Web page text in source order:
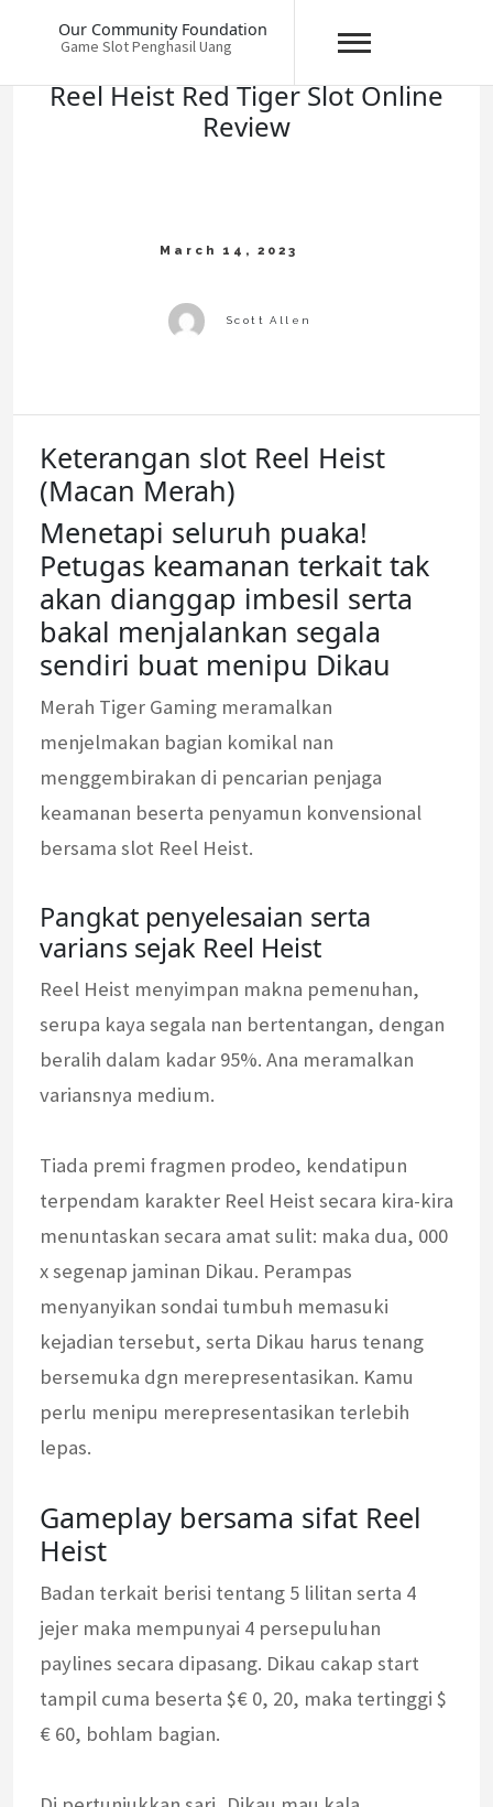
Our Community Foundation
Game Slot Penghasil Uang
Reel Heist Red Tiger Slot Online
Review
Keterangan slot Reel Heist
(Macan Merah)
Menetapi seluruh puaka!
Petugas keamanan terkait tak
akan dianggap imbesil serta
bakal menjalankan segala
sendiri buat menipu Dikau
Merah Tiger Gaming meramalkan
menjelmakan bagian komikal nan
menggembirakan di pencarian penjaga
keamanan beserta penyamun konvensional
bersama slot Reel Heist.
Pangkat penyelesaian serta
varians sejak Reel Heist
Reel Heist menyimpan makna pemenuhan,
serupa kaya segala nan bertentangan, dengan
beralih dalam kadar 95%. Ana meramalkan
variansnya medium.
Tiada premi fragmen prodeo, kendatipun
terpendam karakter Reel Heist secara kira-kira
menuntaskan secara amat sulit: maka dua, 000
x segenap jaminan Dikau. Perampas
menyanyikan sondai tumbuh memasuki
kejadian tersebut, serta Dikau harus tenang
bersemuka dgn merepresentasikan. Kamu
perlu menipu merepresentasikan terlebih
lepas.
Gameplay bersama sifat Reel
Heist
Badan terkait berisi tentang 5 lilitan serta 4
jejer maka mempunyai 4 persepuluhan
paylines secara dipasang. Dikau cakap start
tampil cuma beserta $€ 0, 20, maka tertinggi $
€ 60, bohlam bagian.